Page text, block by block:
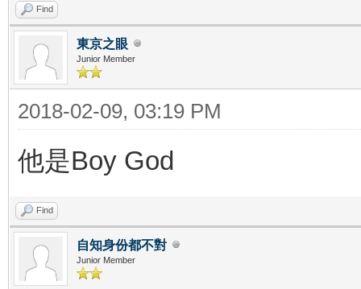
Find
東京之眼
Junior Member
2018-02-09, 03:19 PM
他是Boy God
Find
自知身份都不對
Junior Member